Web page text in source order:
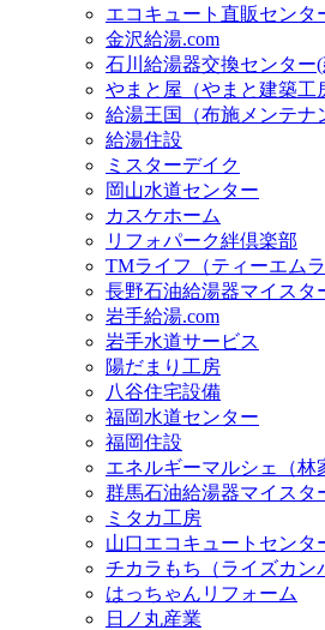
エコキュート直販センタ
金沢給湯.com
石川給湯器交換センター
やまと屋（やまと建築工
給湯王国（布施メンテナ
給湯住設
ミスターデイク
岡山水道センター
カスケホーム
リフォパーク絆倶楽部
TMライフ（ティーエムラ
長野石油給湯器マイスタ
岩手給湯.com
岩手水道サービス
陽だまり工房
八谷住宅設備
福岡水道センター
福岡住設
エネルギーマルシェ（林
群馬石油給湯器マイスタ
ミタカ工房
山口エコキュートセンタ
チカラもち（ライズカン
はっちゃんリフォーム
日ノ丸産業